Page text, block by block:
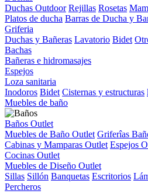
Duchas Outdoor Rejillas Rosetas
Platos de ducha Barras de Ducha y
Griferia
Duchas y Bañeras Lavatorio Bidet
Bachas
Bañeras e hidromasajes
Espejos
Loza sanitaria
Inodoros Bidet Cisternas y estructuras
Muebles de baño
Baños Outlet
Muebles de Baño Outlet Griferîas
Cabinas y Mamparas Outlet Espejos
Cocinas Outlet
Muebles de Diseño Outlet
Sillas Sillón Banquetas Escritorios
Percheros